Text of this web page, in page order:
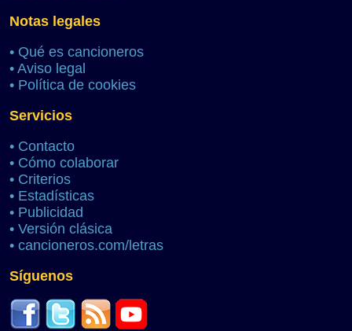
Notas legales
• Qué es cancioneros
• Aviso legal
• Política de cookies
Servicios
• Contacto
• Cómo colaborar
• Criterios
• Estadísticas
• Publicidad
• Versión clásica
• cancioneros.com/letras
Síguenos